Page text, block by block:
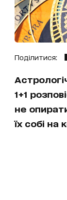
Поділитися:
1+1
не
їх собі на